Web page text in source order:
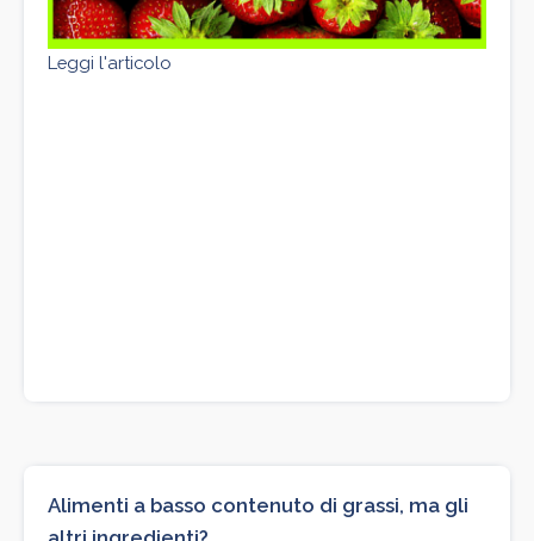
Leggi l'articolo
Alimenti a basso contenuto di grassi, ma gli